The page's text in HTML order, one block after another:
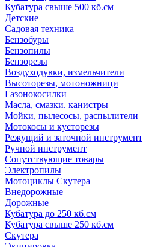
Кубатура свыше 500 кб.см
Детские
Садовая техника
Бензобуры
Бензопилы
Бензорезы
Воздуходувки, измельчители
Высоторезы, мотоножници
Газонокосилки
Масла, смазки. канистры
Мойки, пылесосы, распылители
Мотокосы и кусторезы
Режущий и заточной инструмент
Ручной инструмент
Сопутствующие товары
Электропилы
Мотоциклы Скутера
Внедорожные
Дорожные
Кубатура до 250 кб.см
Кубатура свыше 250 кб.см
Скутера